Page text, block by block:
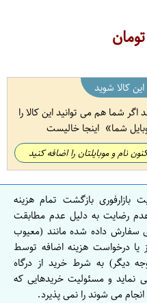
تومان
کالا شوید
اگر شما هم می توانید این کالا را
شما اینجا خالیست
نام و موبایلتان را اضافه کنید
بازارفوری بازگشت تمام هزینه
رضایت به دلیل عدم مطابقت
سفارش داده شده مانند (معیوب
یا درخواست هزینه اضافه توسط
دیگر) به شرط خرید از درگاه
و مسئولیت خریدهایی که
می شوند را نمی پذیرد.